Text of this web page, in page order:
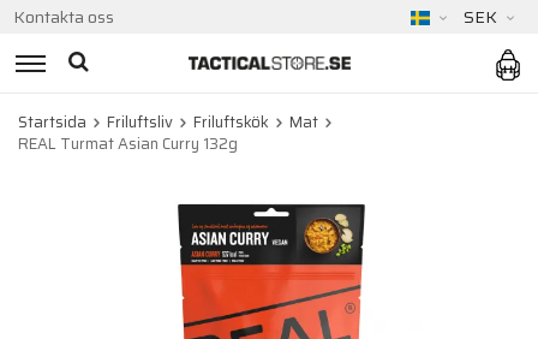
Kontakta oss SEK
Startsida Friluftsliv Friluftskök
Mat
REAL Turmat Asian Curry 132g